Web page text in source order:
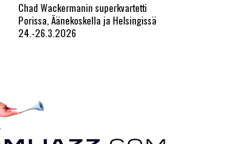
Chad Wackermanin superkvartetti
Porissa, Äänekoskella ja Helsingissä
24.-26.3.2026